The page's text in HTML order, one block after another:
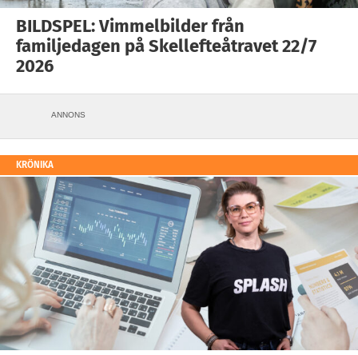
BILDSPEL: Vimmelbilder från
familjedagen på Skellefteåtravet 22/7
2026
ANNONS
KRÖNIKA